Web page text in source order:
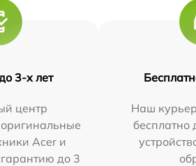
3-х лет
центр
Acer и
до 3
Наш
бесплатно